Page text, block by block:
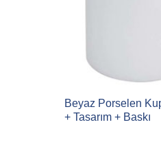
Beyaz Porselen
+ Tasarım + Baskı